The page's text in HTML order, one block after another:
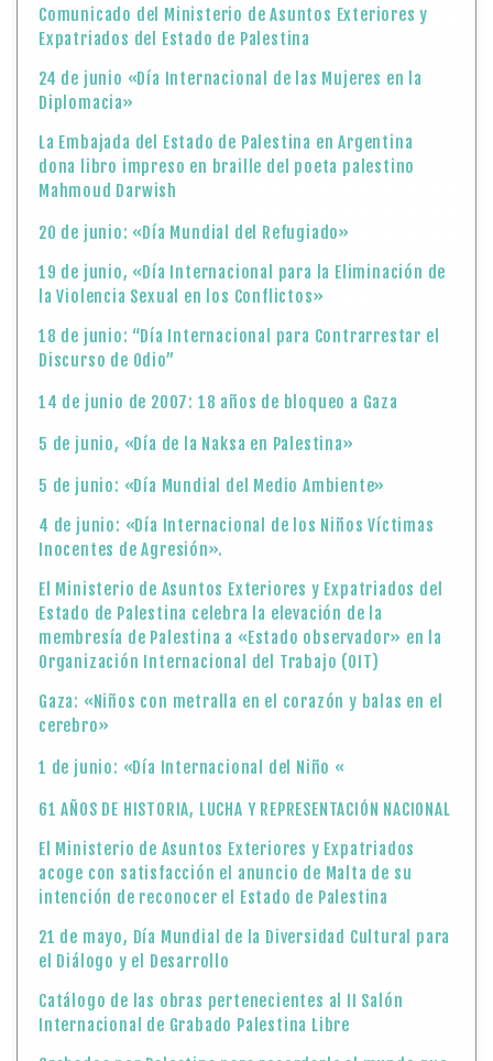
Comunicado del Ministerio de Asuntos Exteriores y
Expatriados del Estado de Palestina
24 de junio «Día Internacional de las Mujeres en la
Diplomacia»
La Embajada del Estado de Palestina en Argentina
dona libro impreso en braille del poeta palestino
Mahmoud Darwish
20 de junio: «Día Mundial del Refugiado»
19 de junio, «Día Internacional para la Eliminación de
la Violencia Sexual en los Conflictos»
18 de junio: “Día Internacional para Contrarrestar el
Discurso de Odio”
14 de junio de 2007: 18 años de bloqueo a Gaza
5 de junio, «Día de la Naksa en Palestina»
5 de junio: «Día Mundial del Medio Ambiente»
4 de junio: «Día Internacional de los Niños Víctimas
Inocentes de Agresión».
El Ministerio de Asuntos Exteriores y Expatriados del
Estado de Palestina celebra la elevación de la
membresía de Palestina a «Estado observador» en la
Organización Internacional del Trabajo (OIT)
Gaza: «Niños con metralla en el corazón y balas en el
cerebro»
1 de junio: «Día Internacional del Niño «
61 AÑOS DE HISTORIA, LUCHA Y REPRESENTACIÓN NACIONAL
El Ministerio de Asuntos Exteriores y Expatriados
acoge con satisfacción el anuncio de Malta de su
intención de reconocer el Estado de Palestina
21 de mayo, Día Mundial de la Diversidad Cultural para
el Diálogo y el Desarrollo
Catálogo de las obras pertenecientes al II Salón
Internacional de Grabado Palestina Libre